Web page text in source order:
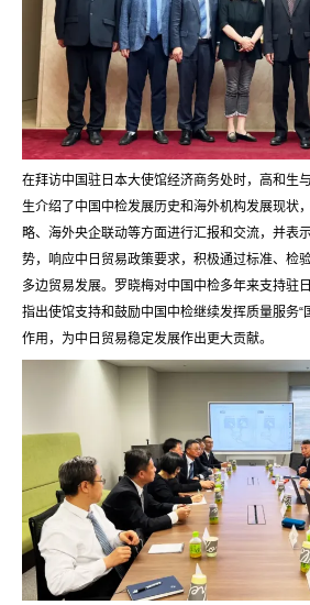
在拜访中国驻日本大使馆经济商务处时，高和生
生介绍了中国中检发展历史和海外机构发展现状
略、海外央企联动等方面进行汇报和交流，并表
势，响应中日贸易政策要求，积极通过标准、检
多边贸易发展。罗晓梅对中国中检多年来支持驻
指出使馆支持和鼓励中国中检继续发挥质量服务“
作用，为中日贸易稳定发展作出更大贡献。